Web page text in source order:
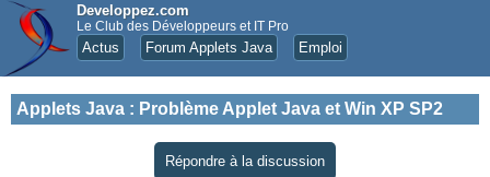
Developpez.com
Le Club des Développeurs et IT Pro
Actus Forum Applets Java Emploi
Applets Java : Problème Applet Java et Win XP SP2
Répondre à la discussion